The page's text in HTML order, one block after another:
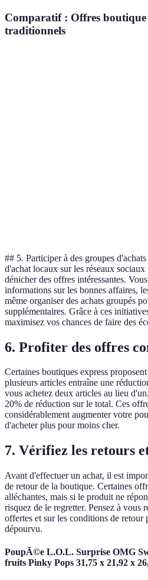
Comparatif : Offres boutique
traditionnels
## 5. Participer à des groupes
d'achat locaux sur les réseaux
dénicher des offres intéressantes.
informations sur les bonnes affaires,
même organiser des achats groupés
supplémentaires. Grâce à ces
maximisez vos chances de faire des
6. Profiter des offres
Certaines boutiques express
plusieurs articles entraîne une
vous achetez deux articles au lieu
20% de réduction sur le total. Ces
considérablement augmenter votre
d'acheter plus pour moins cher.
7. Vérifiez les retours
Avant d'effectuer un achat, il est
de retour de la boutique. Certaines
alléchantes, mais si le produit ne
risquez de le regretter. Pensez à vous
offertes et sur les conditions de retour
dépourvu.
PoupÃ©e L.O.L. Surprise OMG
fruits Pinky Pops 31,75 x 21,92 x